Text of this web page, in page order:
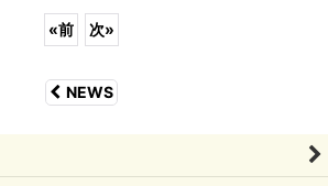
«前 次»
NEWS